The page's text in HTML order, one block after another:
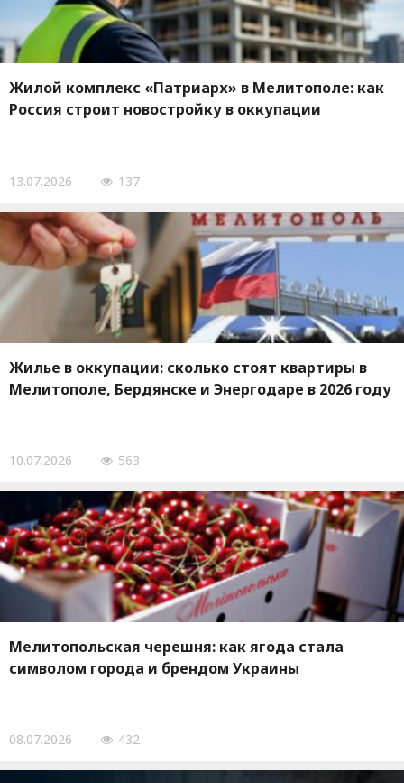
Жилой комплекс «Патриарх» в Мелитополе: как
Россия строит новостройку в оккупации
13.07.2026 137
Жилье в оккупации: сколько стоят квартиры в
Мелитополе, Бердянске и Энергодаре в 2026 году
10.07.2026 563
Мелитопольская черешня: как ягода стала
символом города и брендом Украины
08.07.2026 432